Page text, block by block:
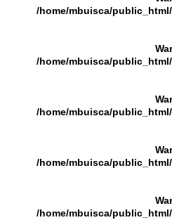
/home/mbuisca/
/home/mbuisca/
/home/mbuisca/
/home/mbuisca/
/home/mbuisca/